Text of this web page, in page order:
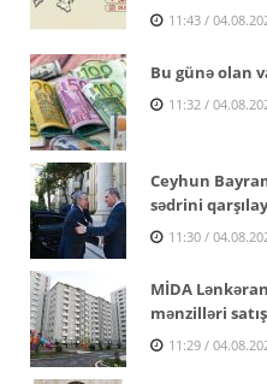
11:43 /
Bu günə olan
11:32 /
Ceyhun
sədrini
11:30 /
MİDA
mənzilləri
11:29 /